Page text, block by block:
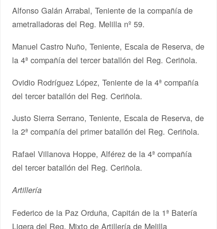
Alfonso Galán Arrabal, Teniente de la compañía de
ametralladoras del Reg. Melilla nº 59.
Manuel Castro Nuño, Teniente, Escala de Reserva, de
la 4ª compañía del tercer batallón del Reg. Ceriñola.
Ovidio Rodríguez López, Teniente de la 4ª compañía
del tercer batallón del Reg. Ceriñola.
Justo Sierra Serrano, Teniente, Escala de Reserva, de
la 2ª compañía del primer batallón del Reg. Ceriñola.
Rafael Villanova Hoppe, Alférez de la 4ª compañía
del tercer batallón del Reg. Ceriñola.
Artillería
Federico de la Paz Orduña, Capitán de la 1ª Batería
Ligera del Reg. Mixto de Artillería de Melilla